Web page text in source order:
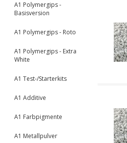
A1 Polymergips -
Basisversion
A1 Polymergips - Roto
A1 Polymergips - Extra
White
A1 Test-/Starterkits
A1 Additive
A1 Farbpigmente
A1 Metallpulver